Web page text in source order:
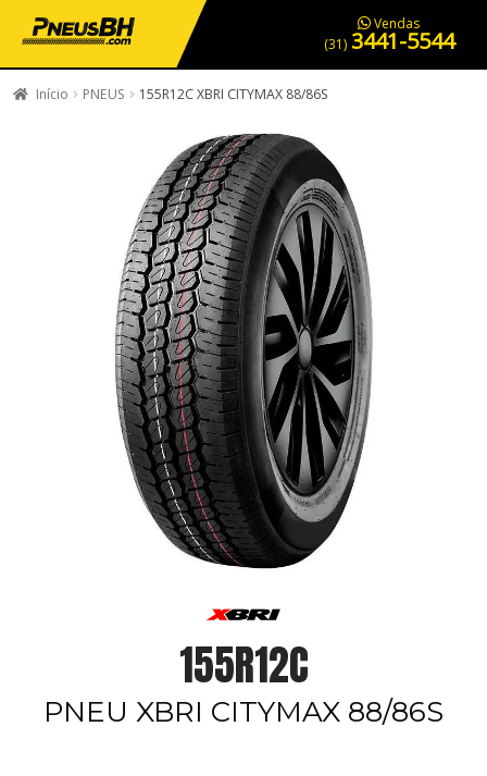
PNEUS EM OFERTA SERVIÇOS AUTOMOTIVOS NOSSA LOJA
Vendas
(31) 3441-5544
Início PNEUS 155R12C XBRI CITYMAX 88/86S
155R12C
PNEU XBRI CITYMAX 88/86S